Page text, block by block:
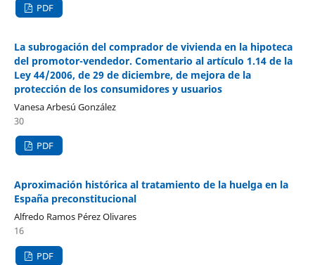
PDF
La subrogación del comprador de vivienda en la hipoteca
del promotor-vendedor. Comentario al artículo 1.14 de la
Ley 44/2006, de 29 de diciembre, de mejora de la
protección de los consumidores y usuarios
Vanesa Arbesú González
30
PDF
Aproximación histórica al tratamiento de la huelga en la
España preconstitucional
Alfredo Ramos Pérez Olivares
16
PDF